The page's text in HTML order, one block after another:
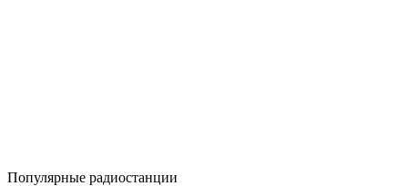
Популярные радиостанции